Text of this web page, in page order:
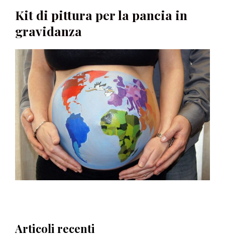
Kit di pittura per la pancia in
gravidanza
Articoli recenti